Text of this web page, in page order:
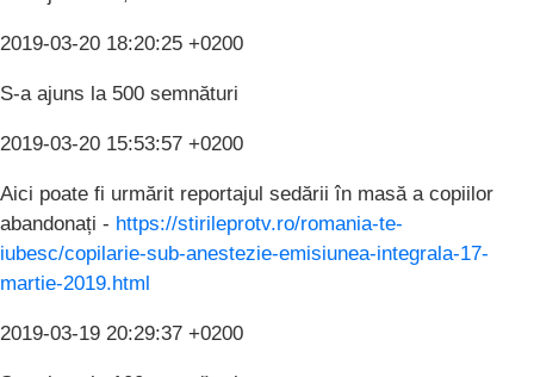
2019-03-20 18:20:25 +0200
S-a ajuns la 500 semnături
2019-03-20 15:53:57 +0200
Aici poate fi urmărit reportajul sedării în masă a copiilor
abandonați - https://stirileprotv.ro/romania-te-
iubesc/copilarie-sub-anestezie-emisiunea-integrala-17-
martie-2019.html
2019-03-19 20:29:37 +0200